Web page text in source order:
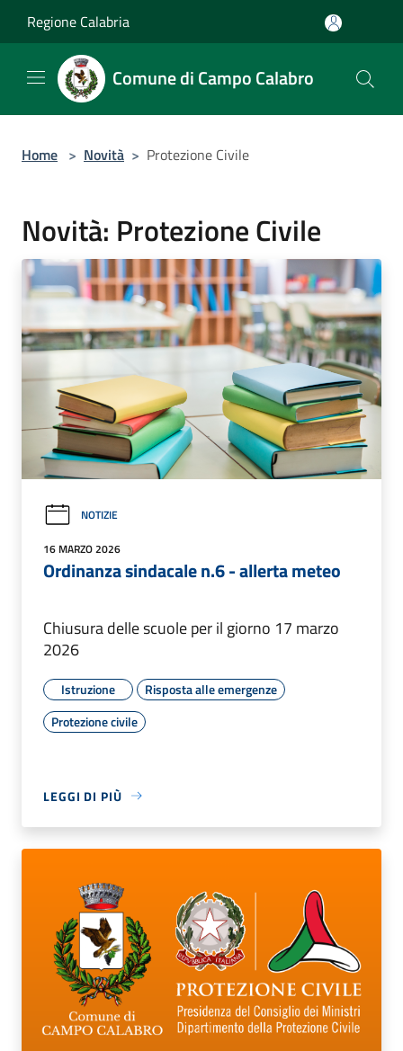
Regione Calabria
Comune di Campo Calabro
Home > Novità > Protezione Civile
Novità: Protezione Civile
NOTIZIE
16 MARZO 2026
Ordinanza sindacale n.6 - allerta meteo
Chiusura delle scuole per il giorno 17 marzo
2026
Istruzione
Risposta alle emergenze
Protezione civile
LEGGI DI PIÙ